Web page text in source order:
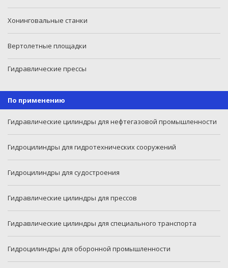
Хонинговальные станки
Вертолетные площадки
Гидравлические прессы
По применению
Гидравлические цилиндры для нефтегазовой промышленности
Гидроцилиндры для гидротехнических сооружений
Гидроцилиндры для судостроения
Гидравлические цилиндры для прессов
Гидравлические цилиндры для специального транспорта
Гидроцилиндры для оборонной промышленности